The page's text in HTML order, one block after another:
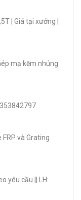
| Giá tại xưởng |
mạ kẽm nhúng
và Grating
yêu cầu || LH: